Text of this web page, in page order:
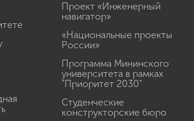
Проект «Инженерный
навигатор»
«Национальные проекты
России»
Программа Мининского
университета в рамках
"Приоритет 2030"
Студенческие
конструкторские бюро